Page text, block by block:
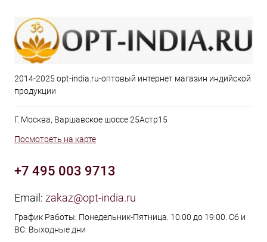
2014-2025 opt-india.ru-оптовый интернет магазин индийской
продукции
Г. Москва, Варшавское шоссе 25Астр15
Посмотреть на карте
+7 495 003 9713
Email: zakaz@opt-india.ru
График Работы: Понедельник-Пятница. 10:00 до 19:00. Сб и
ВС: Выходные дни